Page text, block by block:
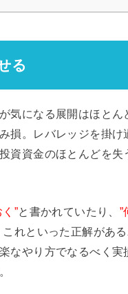
る
気になる展開はほと
損。レバレッジを掛け
資資金のほとんどを失
”と書かれていたり、 ”
れといった正解があ
なやり方でなるべく実